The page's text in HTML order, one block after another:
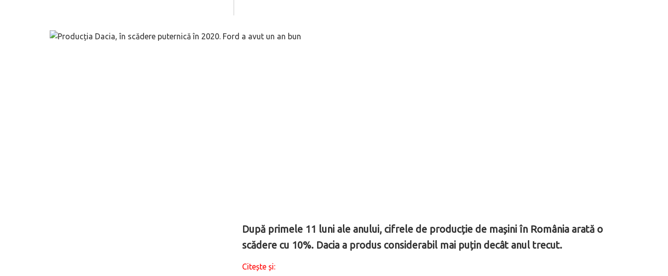
După primele 11 luni ale anului, cifrele de producție de mașini în România arată o
scădere cu 10%. Dacia a produs considerabil mai puțin decât anul trecut.
Citește și: